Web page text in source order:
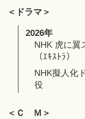
＜ドラマ＞
2026年
NHK 虎に翼
（ｴｷｽﾄﾗ）
NHK擬人化
役
＜Ｃ Ｍ＞